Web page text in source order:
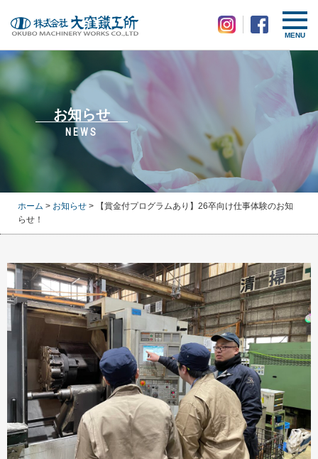
MENU
お知らせ
NEWS
ホーム > お知らせ > 【賞金付プログラムあり】26卒向け仕事体験のお知
らせ！